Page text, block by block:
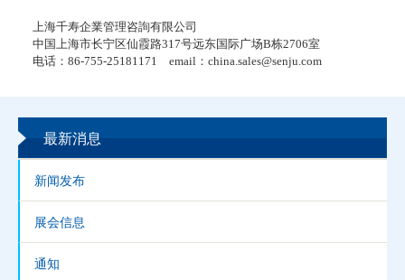
上海千寿企業管理咨詢有限公司
中国上海市长宁区仙霞路317号远东国际广场B栋2706室
电话：86-755-25181171 email：china.sales@senju.com
最新消息
新闻发布
展会信息
通知